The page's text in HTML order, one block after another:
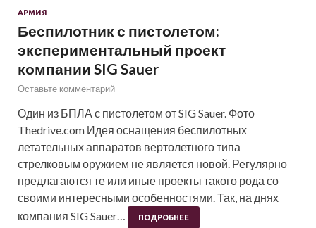
АРМИЯ
Беспилотник с пистолетом:
экспериментальный проект
компании SIG Sauer
Оставьте комментарий
Один из БПЛА с пистолетом от SIG Sauer. Фото
Thedrive.com Идея оснащения беспилотных
летательных аппаратов вертолетного типа
стрелковым оружием не является новой. Регулярно
предлагаются те или иные проекты такого рода со
своими интересными особенностями. Так, на днях
компания SIG Sauer…
ПОДРОБНЕЕ